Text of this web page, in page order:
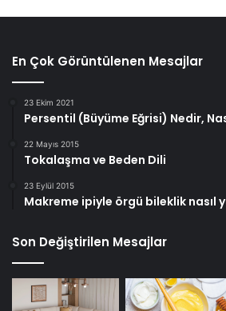
En Çok Görüntülenen Mesajlar
23 Ekim 2021
Persentil (Büyüme Eğrisi) Nedir,
22 Mayıs 2015
Tokalaşma ve Beden Dili
23 Eylül 2015
Makreme ipiyle örgü bileklik nasıl
Son Değiştirilen Mesajlar